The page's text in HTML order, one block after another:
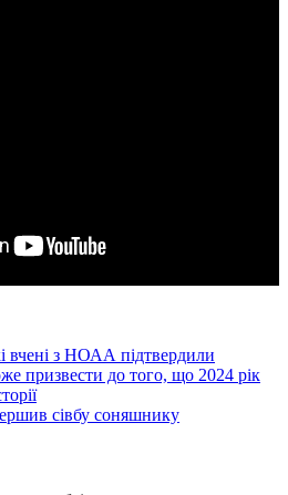
вчені з НОАА підтвердили
призвести до того, що 2024 рік
сівбу соняшнику